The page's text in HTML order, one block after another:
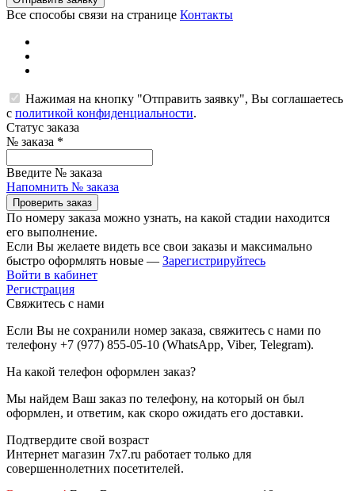
Все способы связи на странице Контакты
Нажимая на кнопку "Отправить заявку", Вы соглашаетесь
с политикой конфиденциальности.
Статус заказа
№ заказа *
Введите № заказа
Напомнить № заказа
Проверить заказ
По номеру заказа можно узнать, на какой стадии находится
его выполнение.
Если Вы желаете видеть все свои заказы и максимально
быстро оформлять новые — Зарегистрируйтесь
Войти в кабинет
Регистрация
Свяжитесь с нами
Если Вы не сохранили номер заказа, свяжитесь с нами по
телефону +7 (977) 855-05-10 (WhatsApp, Viber, Telegram).
На какой телефон оформлен заказ?
Мы найдем Ваш заказ по телефону, на который он был
оформлен, и ответим, как скоро ожидать его доставки.
Подтвердите свой возраст
Интернет магазин 7x7.ru работает только для
совершеннолетних посетителей.